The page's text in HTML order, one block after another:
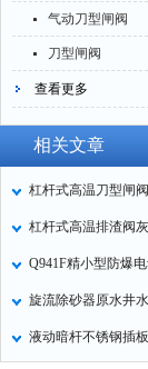
气动刀型闸阀
刀型闸阀
查看更多
相关文章